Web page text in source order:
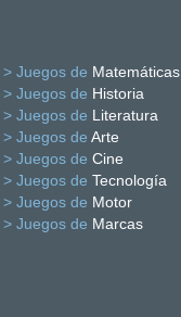
> Juegos de Matemáticas
> Juegos de Historia
> Juegos de Literatura
> Juegos de Arte
> Juegos de Cine
> Juegos de Tecnología
> Juegos de Motor
> Juegos de Marcas